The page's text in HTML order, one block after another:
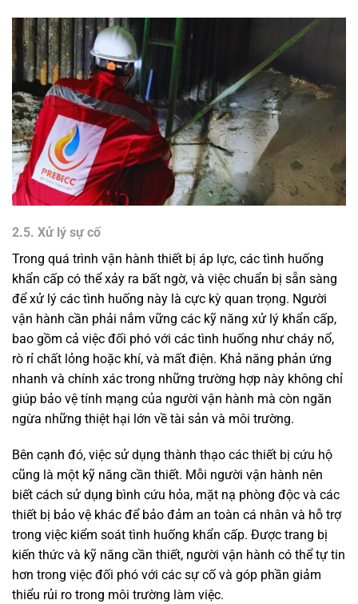
2.5. Xử lý sự cố
Trong quá trình vận hành thiết bị áp lực, các tình huống
khẩn cấp có thể xảy ra bất ngờ, và việc chuẩn bị sẵn sàng
để xử lý các tình huống này là cực kỳ quan trọng. Người
vận hành cần phải nắm vững các kỹ năng xử lý khẩn cấp,
bao gồm cả việc đối phó với các tình huống như cháy nổ,
rò rỉ chất lỏng hoặc khí, và mất điện. Khả năng phản ứng
nhanh và chính xác trong những trường hợp này không chỉ
giúp bảo vệ tính mạng của người vận hành mà còn ngăn
ngừa những thiệt hại lớn về tài sản và môi trường.
Bên cạnh đó, việc sử dụng thành thạo các thiết bị cứu hộ
cũng là một kỹ năng cần thiết. Mỗi người vận hành nên
biết cách sử dụng bình cứu hỏa, mặt nạ phòng độc và các
thiết bị bảo vệ khác để bảo đảm an toàn cá nhân và hỗ trợ
trong việc kiểm soát tình huống khẩn cấp. Được trang bị
kiến thức và kỹ năng cần thiết, người vận hành có thể tự tin
hơn trong việc đối phó với các sự cố và góp phần giảm
thiểu rủi ro trong môi trường làm việc.